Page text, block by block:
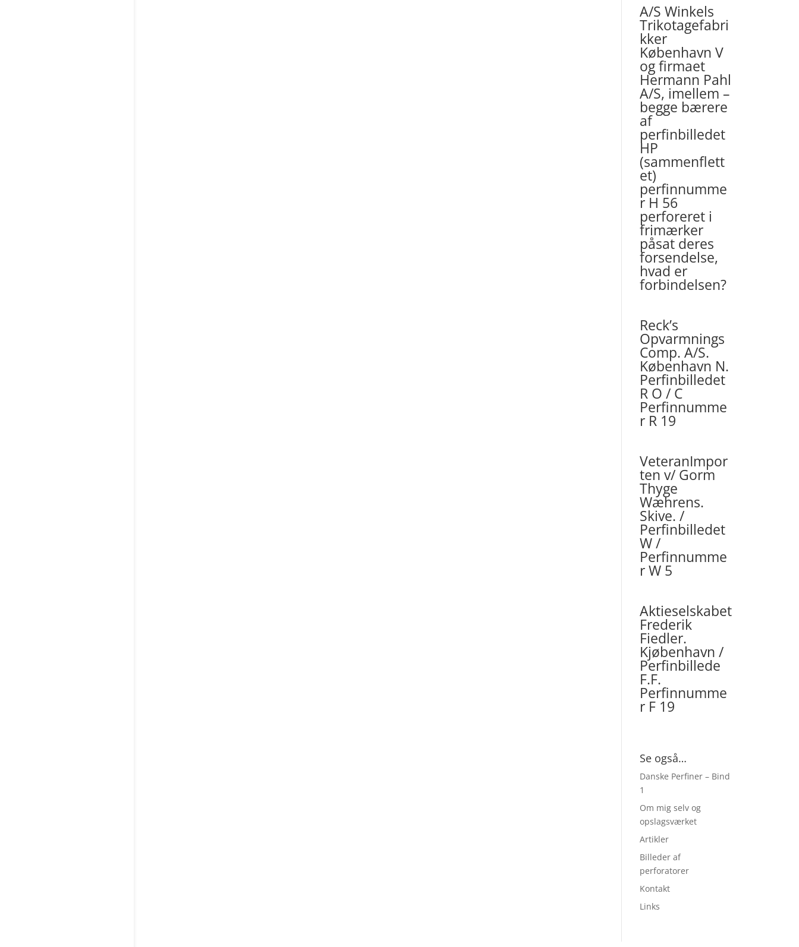
A/S Winkels
Trikotagefabri
kker
København V
og firmaet
Hermann Pahl
A/S, imellem –
begge bærere
af
perfinbilledet
HP
(sammenflett
et)
perfinnumme
r H 56
perforeret i
frimærker
påsat deres
forsendelse,
hvad er
forbindelsen?
Reck’s
Opvarmnings
Comp. A/S.
København N.
Perfinbilledet
R O / C
Perfinnumme
r R 19
VeteranImpor
ten v/ Gorm
Thyge
Wæhrens.
Skive. /
Perfinbilledet
W /
Perfinnumme
r W 5
Aktieselskabet
Frederik
Fiedler.
Kjøbenhavn /
Perfinbillede
F.F.
Perfinnumme
r F 19
Se også…
Danske Perfiner – Bind
1
Om mig selv og
opslagsværket
Artikler
Billeder af
perforatorer
Kontakt
Links